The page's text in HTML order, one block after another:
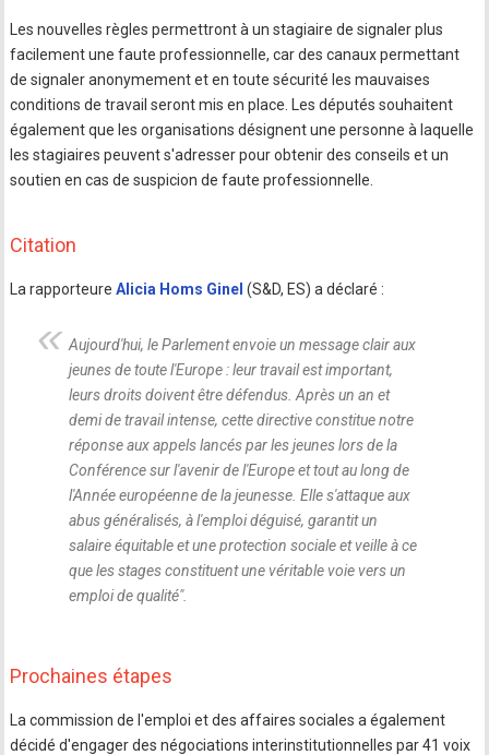
Les nouvelles règles permettront à un stagiaire de signaler plus
facilement une faute professionnelle, car des canaux permettant
de signaler anonymement et en toute sécurité les mauvaises
conditions de travail seront mis en place. Les députés souhaitent
également que les organisations désignent une personne à laquelle
les stagiaires peuvent s'adresser pour obtenir des conseils et un
soutien en cas de suspicion de faute professionnelle.
Citation
La rapporteureAlicia Homs Ginel (S&D, ES) a déclaré :
Aujourd'hui, le Parlement envoie un message clair aux
jeunes de toute l'Europe : leur travail est important,
leurs droits doivent être défendus. Après un an et
demi de travail intense, cette directive constitue notre
réponse aux appels lancés par les jeunes lors de la
Conférence sur l'avenir de l'Europe et tout au long de
l'Année européenne de la jeunesse. Elle s'attaque aux
abus généralisés, à l'emploi déguisé, garantit un
salaire équitable et une protection sociale et veille à ce
que les stages constituent une véritable voie vers un
emploi de qualité".
Prochaines étapes
La commission de l'emploi et des affaires sociales a également
décidé d'engager des négociations interinstitutionnelles par 41 voix